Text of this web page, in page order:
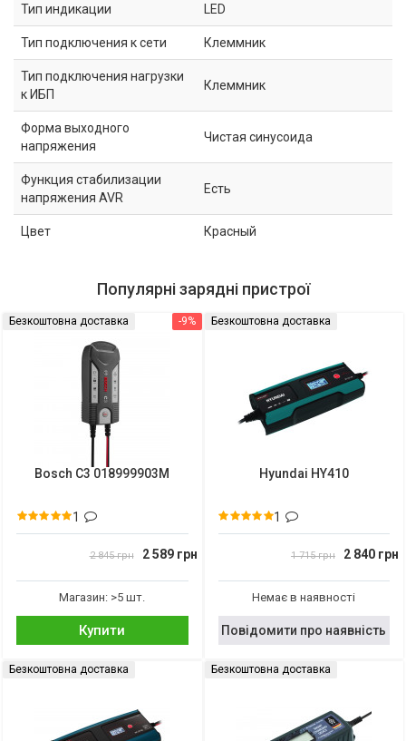
Тип индикации LED
Тип подключения к сети Клеммник
Тип подключения нагрузки
к ИБП
Клеммник
Форма выходного
напряжения
Чистая синусоида
Функция стабилизации
напряжения AVR
Есть
Цвет Красный
Популярні зарядні пристрої
-9%
Безкоштовна доставка
Bosch C3 018999903M
1
2 845 грн 2 589 грн
Магазин: >5 шт.
Купити
Безкоштовна доставка
Hyundai HY410
1
1 715 грн 2 840 грн
Немає в наявності
Повідомити про наявність
Безкоштовна доставка Безкоштовна доставка